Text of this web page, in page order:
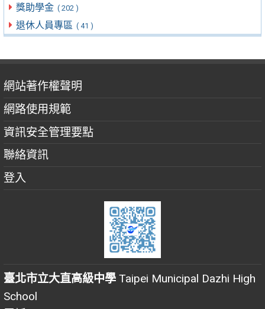
獎助學金 ( 202 )
退休人員專區 ( 41 )
網站著作權聲明
網路使用規範
資訊安全管理要點
聯絡資訊
登入
臺北市立大直高級中學 Taipei Municipal Dazhi High
School